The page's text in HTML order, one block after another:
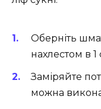
Оберніть
нахлестом в 1
Заміряйте
можна